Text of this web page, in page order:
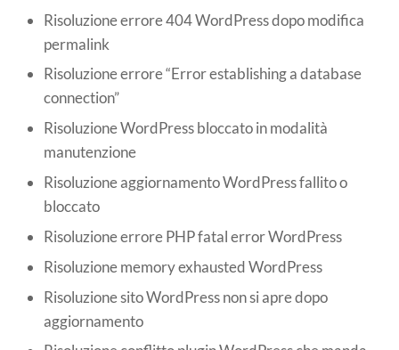
Risoluzione errore 404 WordPress dopo modifica
permalink
Risoluzione errore “Error establishing a database
connection”
Risoluzione WordPress bloccato in modalità
manutenzione
Risoluzione aggiornamento WordPress fallito o
bloccato
Risoluzione errore PHP fatal error WordPress
Risoluzione memory exhausted WordPress
Risoluzione sito WordPress non si apre dopo
aggiornamento